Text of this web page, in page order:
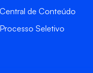
Central de Conteúdo
Processo Seletivo